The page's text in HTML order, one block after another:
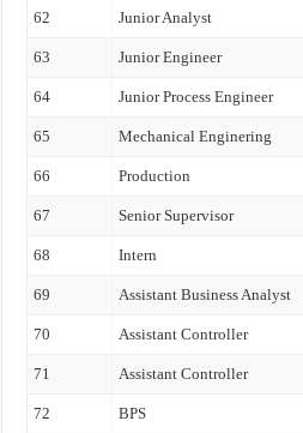
62 Junior Analyst
63 Junior Engineer
64 Junior Process Engineer
65 Mechanical Enginering
66 Production
67 Senior Supervisor
68 Intern
69 Assistant Business Analyst
70 Assistant Controller
71 Assistant Controller
72 BPS